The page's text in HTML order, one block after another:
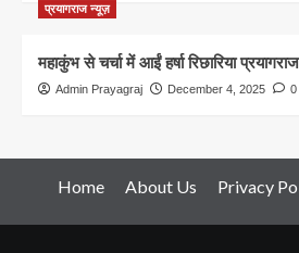
प्रयागराज न्यूज़
महाकुंभ से चर्चा में आईं हर्षा रिछारिया
Admin Prayagraj December 4, 2025 0
Home About Us Privacy